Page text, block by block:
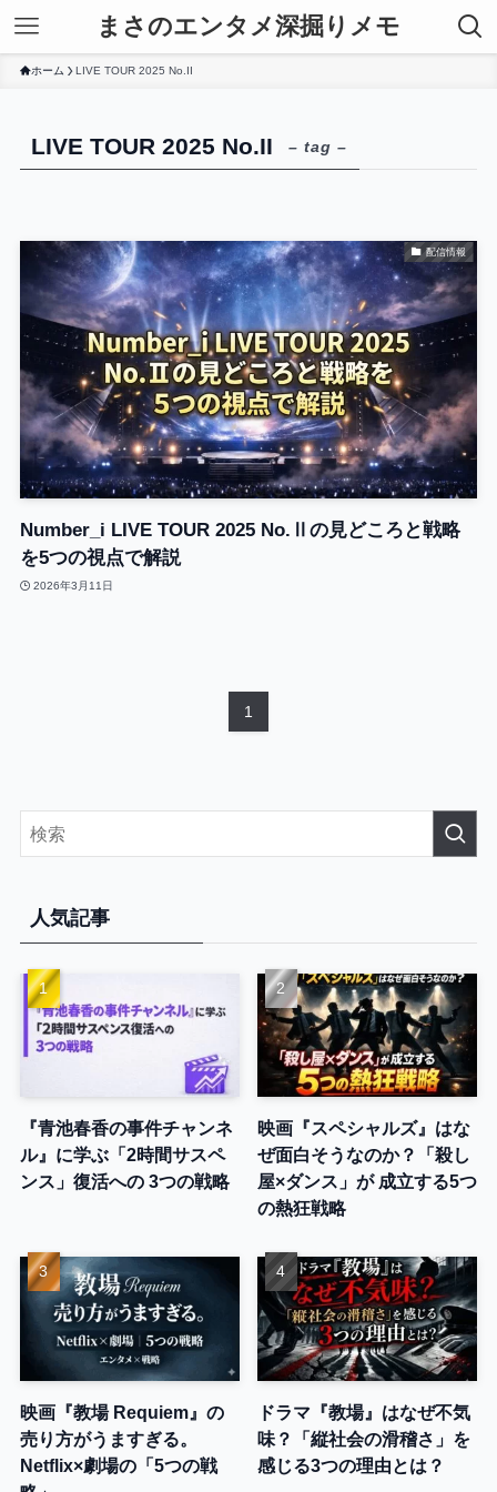
まさのエンタメ深掘りメモ
ホーム LIVE TOUR 2025 No.II
LIVE TOUR 2025 No.II – tag –
配信情報
Number_i LIVE TOUR 2025 No.Ⅱの見どころと戦略
を5つの視点で解説
2026年3月11日
1
人気記事
『青池春香の事件チャンネ
ル』に学ぶ「2時間サスペ
ンス」復活への 3つの戦略
映画『スペシャルズ』はな
ぜ面白そうなのか？「殺し
屋×ダンス」が 成立する5つ
の熱狂戦略
映画『教場 Requiem』の
売り方がうますぎる。
Netflix×劇場の「5つの戦
ドラマ『教場』はなぜ不気
味？「縦社会の滑稽さ」を
感じる3つの理由とは？